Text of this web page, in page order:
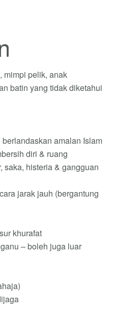
mimpi pelik, anak
batin yang tidak diketahui
amalan Islam
diri & ruang
saka, histeria & gangguan
jarak jauh (bergantung
khurafat
– boleh juga luar